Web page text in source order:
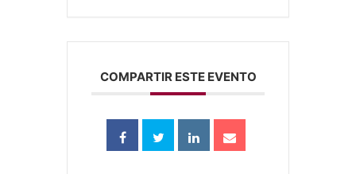
COMPARTIR ESTE EVENTO